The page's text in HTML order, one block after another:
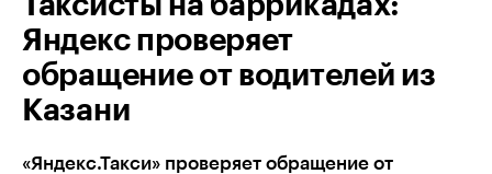
Яндекс проверяет
обращение от водителей из
Казани
«Яндекс.Такси» проверяет обращение от